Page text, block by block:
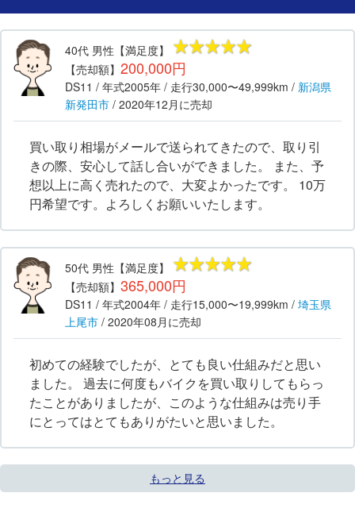
40代 男性 【満足度】
【売却額】 200,000円
DS11 / 年式2005年 / 走行30,000〜49,999km / 新潟県
新発田市 / 2020年12月 に売却
買い取り相場がメールで送られてきたので、取り引
きの際、安心して話し合いができました。 また、予
想以上に高く売れたので、大変よかったです。 10万
円希望です。よろしくお願いいたします。
50代 男性 【満足度】
【売却額】 365,000円
DS11 / 年式2004年 / 走行15,000〜19,999km / 埼玉県
上尾市 / 2020年08月 に売却
初めての経験でしたが、とても良い仕組みだと思い
ました。 過去に何度もバイクを買い取りしてもらっ
たことがありましたが、このような仕組みは売り手
にとってはとてもありがたいと思いました。
もっと見る